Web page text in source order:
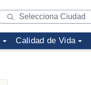
Calidad de Vida